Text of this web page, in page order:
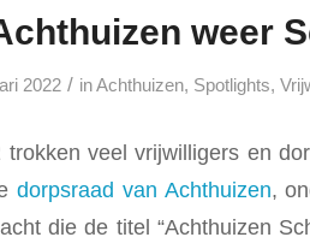
weer
2022 / inAchthuizen, Spotlights,
veel vrijwilligers en
dorpsraad van Achthuizen,
die de titel “Achthuizen